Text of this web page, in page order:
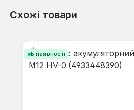
Схожі товари
В наявності